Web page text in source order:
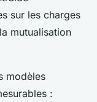
sur les charges
mutualisation
modèles
: